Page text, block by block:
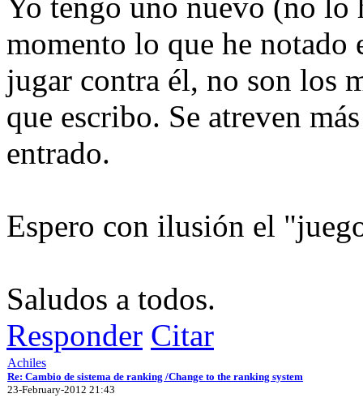
momento lo que he notado
jugar contra él, no son los
que escribo. Se atreven
entrado.
Espero con ilusión el
Saludos a todos.
Responder Citar
Achiles
Re: Cambio de sistema de ranking /Change to the ranking system
23-February-2012 21:43